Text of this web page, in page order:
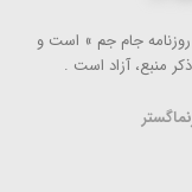
جام جم » است و
منبع، آزاد است .